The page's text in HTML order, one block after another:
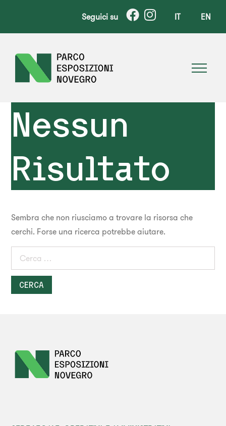
Seguici su IT EN
Nessun
Risultato
Sembra che non riusciamo a trovare la risorsa che
cerchi. Forse una ricerca potrebbe aiutare.